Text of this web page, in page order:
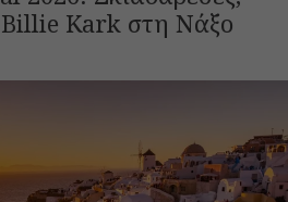
Kark στη Νάξο